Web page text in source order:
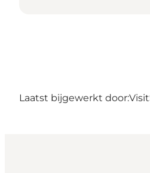
Laatst bijgewerkt door: